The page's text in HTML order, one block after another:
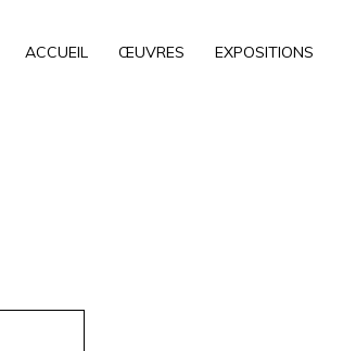
ACCUEIL ŒUVRES EXPOSITIONS